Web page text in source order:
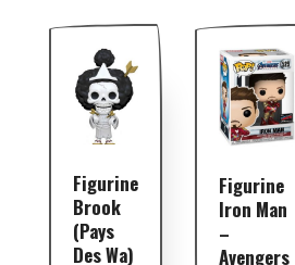
Figurine
Brook
(Pays
Des Wa)
Figurine
Iron Man
–
Avengers